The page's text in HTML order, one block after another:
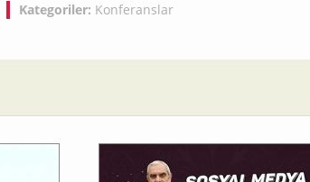
Kategoriler: Konferanslar